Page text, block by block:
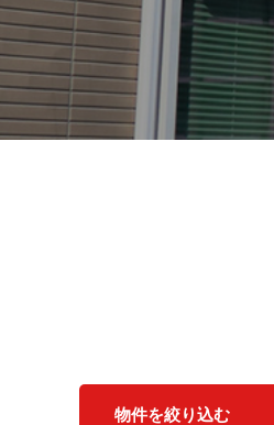
物件を絞り込む